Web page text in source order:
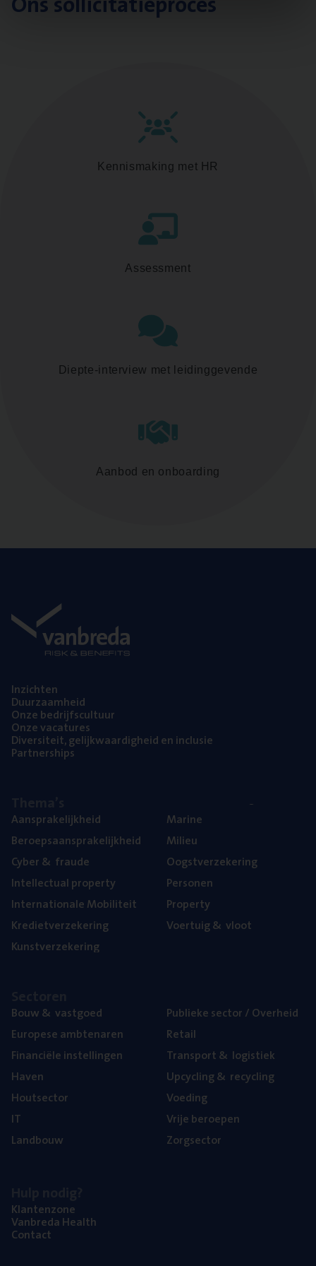
Kennismaking met HR
Assessment
Diepte-interview met leidinggevende
Aanbod en onboarding
Inzich­ten
Duur­zaam­heid
Onze bedrijfs­cul­tuur
Onze vaca­tu­res
Diver­si­teit, gelijk­waar­dig­heid en inclusie
Part­ner­ships
Aan­spra­ke­lijk­heid
Beroeps­aan­spra­ke­lijk­heid
Cyber& fraude
Intel­lec­tu­al property
Inter­na­ti­o­na­le Mobiliteit
Kre­diet­ver­ze­ke­ring
Kunst­ver­ze­ke­ring
Mari­ne
Mili­eu
Oogst­ver­ze­ke­ring
Per­so­nen
Pro­per­ty
Voer­tuig& vloot
Bouw& vastgoed
Euro­pe­se ambtenaren
Finan­ci­ë­le instellingen
Haven
Hout­sec­tor
IT
Land­bouw
Publie­ke sec­tor / Overheid
Retail
Trans­port& logistiek
Upcy­cling& recycling
Voe­ding
Vrije beroe­pen
Zorg­sec­tor
Klan­ten­zo­ne
Van­b­re­da Health
Con­tact